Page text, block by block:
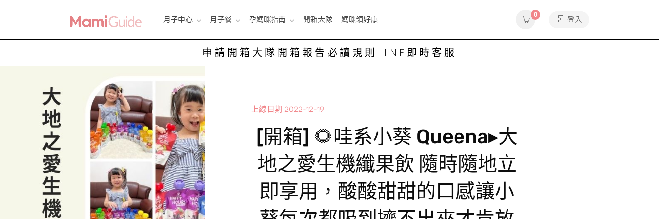
月子中心 月子餐 孕媽咪指南 開箱大隊 媽咪領好康
0
登入
申請開箱大隊 開箱報告 必讀規則 LINE即時客服
上線日期 2022-12-19
[開箱] 🌻哇系小葵 Queena▸大
地之愛生機纖果飲 隨時隨地立
即享用，酸酸甜甜的口感讓小